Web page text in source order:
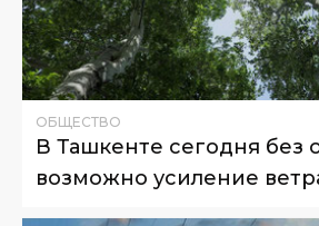
ОБЩЕСТВО
В Ташкенте сегодня без
возможно усиление